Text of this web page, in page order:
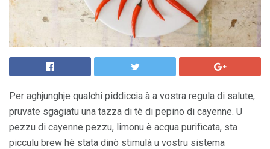
Per aghjunghje qualchi piddiccia à a vostra regula di salute,
pruvate sgagiatu una tazza di tè di pepino di cayenne. U
pezzu di cayenne pezzu, limonu è acqua purificata, sta
picculu brew hè stata dinò stimulà u vostru sistema